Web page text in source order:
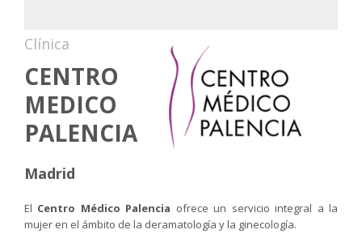
Clínica
CENTRO
MEDICO
PALENCIA
Madrid
El Centro Médico Palencia ofrece un servicio integral a la
mujer en el ámbito de la deramatología y la ginecología.